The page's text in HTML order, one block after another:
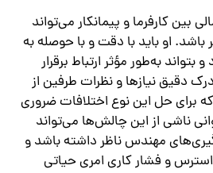
بین کارفرما و پیمانکار می‌تواند
او باید با دقت و با حوصله به
بتواند به‌طور مؤثر ارتباط برقرار
دقیق نیازها و نظرات طرفین از
برای حل این نوع اختلافات ضروری
ناشی از این چالش‌ها می‌تواند
مهندس ناظر داشته باشد و
و فشار کاری امری حیاتی